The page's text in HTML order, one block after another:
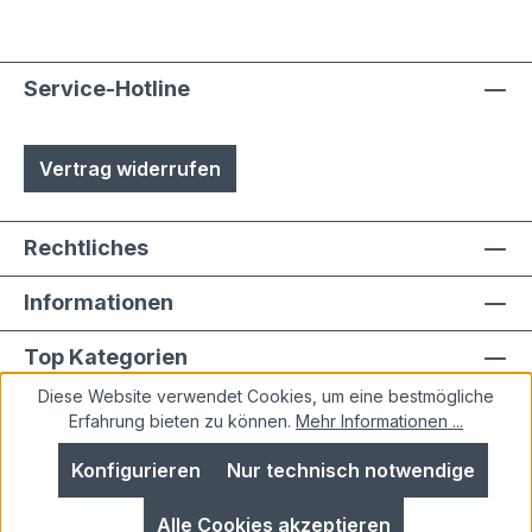
Service-Hotline
Vertrag widerrufen
Rechtliches
Informationen
Top Kategorien
Alle Preise inkl. gesetzl. Mehrwertsteuer zzgl.
Versandkostenund ggf. Nachnahmegebühren, wenn
Diese Website verwendet Cookies, um eine bestmögliche
Erfahrung bieten zu können. Mehr Informationen ...
Nur technisch notwendige
Konfigurieren
Alle Cookies akzeptieren